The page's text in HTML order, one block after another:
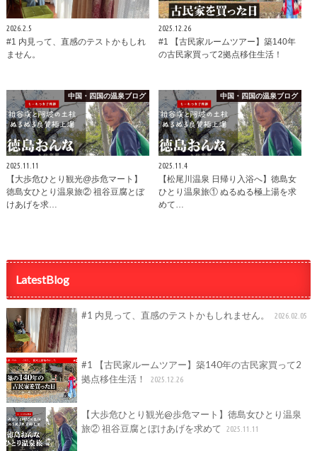
2026.2.5
#1 内見って、直感のテストかもしれ
ません。
2025.12.26
#1 【古民家ルームツアー】築140年
の古民家買って2拠点移住生活！
中国・四国の温泉ブログ
2025.11.11
【大歩危ひとり観光@歩危マート】
徳島女ひとり温泉旅② 祖谷豆腐とぼ
けあげを求…
中国・四国の温泉ブログ
2025.11.4
【松尾川温泉 日帰り入浴へ】徳島女
ひとり温泉旅① ぬるぬる極上湯を求
めて…
LatestBlog
#1 内見って、直感のテストかもしれません。 2026.02.05
#1 【古民家ルームツアー】築140年の古民家買って2
拠点移住生活！
2025.12.26
【大歩危ひとり観光@歩危マート】徳島女ひとり温泉
旅② 祖谷豆腐とぼけあげを求めて
2025.11.11